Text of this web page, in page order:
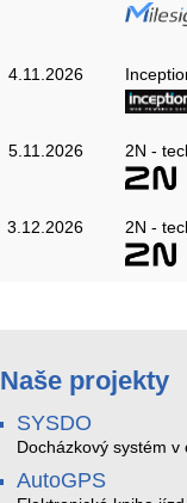
4.11.2026
5.11.2026 2N -
3.12.2026 2N -
Naše projekty
SYSDO
Docházkový systém v
AutoGPS